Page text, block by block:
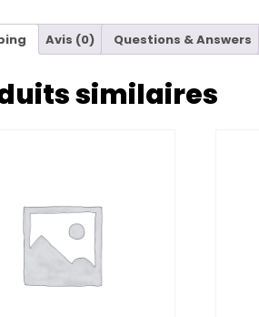
Avis (0) Questions & Answers
similaires